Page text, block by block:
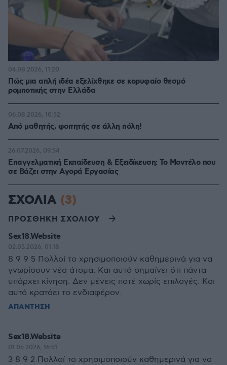
Πώς μια απλή ιδέα εξελίχθηκε σε κορυφαίο θεσμό
ρομποτικής στην Ελλάδα
04.08.2026, 11:20
Από μαθητής, φοιτητής σε άλλη πόλη!
06.08.2026, 10:52
Επαγγελματική Εκπαίδευση & Εξειδίκευση: Το Mοντέλο που
σε Bάζει στην Aγορά Eργασίας
26.07.2026, 09:54
ΣΧΟΛΙΑ (3)
ΠΡΟΣΘΗΚΗ ΣΧΟΛΙΟΥ
Sex18.Website
02.05.2026, 01:18
8 9 9 5 Πολλοί το χρησιμοποιούν καθημερινά για να
γνωρίσουν νέα άτομα. Και αυτό σημαίνει ότι πάντα
υπάρχει κίνηση. Δεν μένεις ποτέ χωρίς επιλογές. Και
αυτό κρατάει το ενδιαφέρον.
ΑΠΑΝΤΗΣΗ
Sex18.Website
01.05.2026, 16:51
3 8 9 2 Πολλοί το χρησιμοποιούν καθημερινά για να